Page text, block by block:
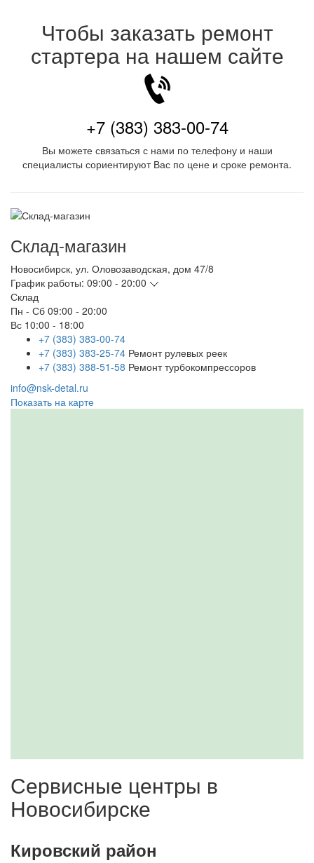
Чтобы заказать ремонт
стартера на нашем сайте
+7 (383) 383-00-74
Вы можете связаться с нами по телефону и наши
специалисты сориентируют Вас по цене и сроке ремонта.
Склад-магазин
Новосибирск, ул. Оловозаводская, дом 47/8
График работы: 09:00 - 20:00
Склад
Пн - Сб 09:00 - 20:00
Вс 10:00 - 18:00
+7 (383) 383-00-74
+7 (383) 383-25-74 Ремонт рулевых реек
+7 (383) 388-51-58 Ремонт турбокомпрессоров
info@nsk-detal.ru
Показать на карте
Сервисные центры в
Новосибирске
Кировский район